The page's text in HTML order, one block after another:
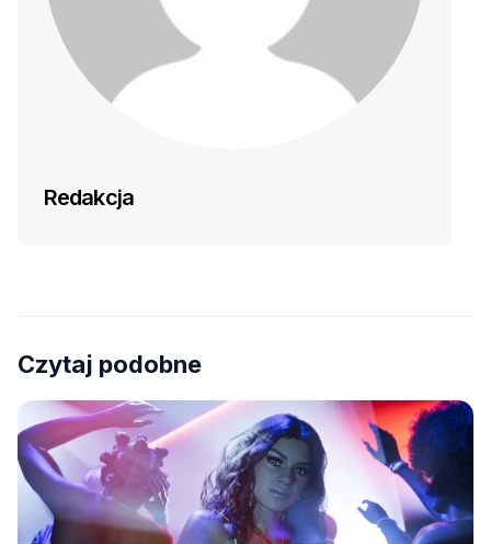
Redakcja
Czytaj podobne